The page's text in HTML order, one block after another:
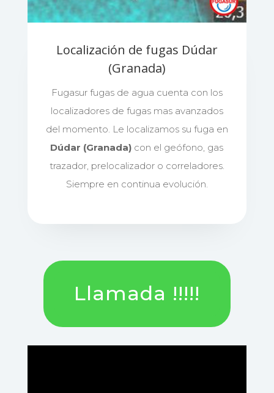
Localización de fugas Dúdar
(Granada)
Fugasur fugas de agua cuenta con los
localizadores de fugas mas avanzados
del momento. Le localizamos su fuga en
Dúdar (Granada) con el geófono, gas
trazador, prelocalizador o correladores.
Siempre en continua evolución.
Llamada !!!!!